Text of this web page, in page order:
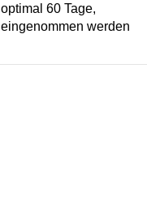
optimal 60 Tage,
eingenommen werden